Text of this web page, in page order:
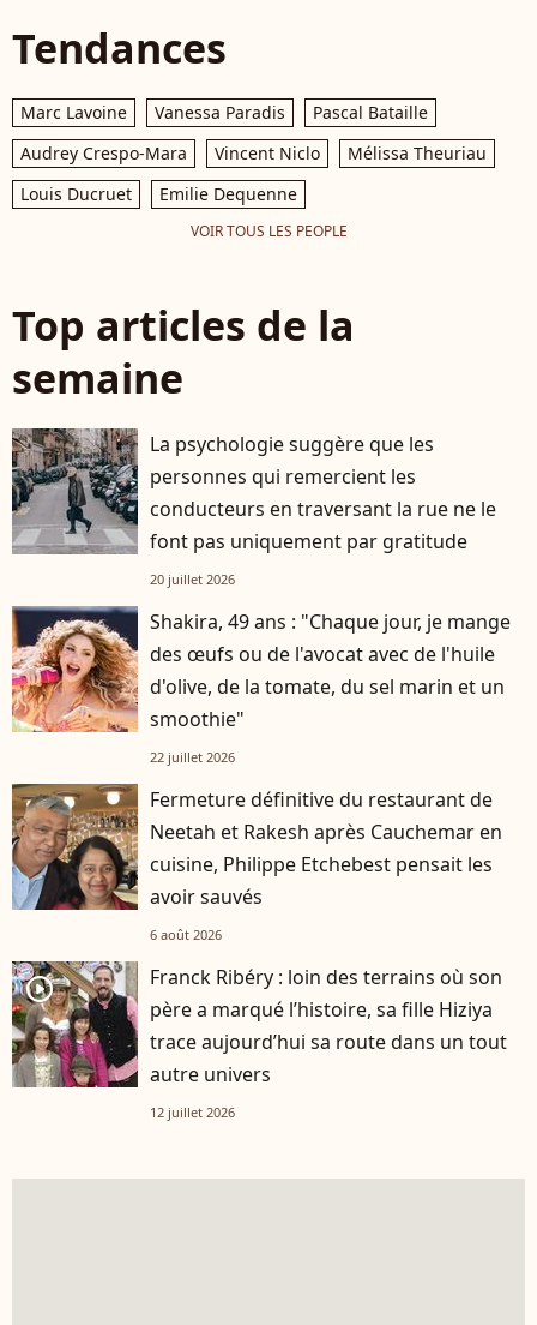
Tendances
Marc Lavoine Vanessa Paradis
Pascal Bataille
Audrey Crespo-Mara
Vincent Niclo
Mélissa Theuriau
Louis Ducruet
Emilie Dequenne
VOIR TOUS LES PEOPLE
Top articles de la
semaine
La psychologie suggère que les
personnes qui remercient les
conducteurs en traversant la rue ne le
font pas uniquement par gratitude
20 juillet 2026
Shakira, 49 ans : "Chaque jour, je mange
des œufs ou de l'avocat avec de l'huile
d'olive, de la tomate, du sel marin et un
smoothie"
22 juillet 2026
Fermeture définitive du restaurant de
Neetah et Rakesh après Cauchemar en
cuisine, Philippe Etchebest pensait les
avoir sauvés
6 août 2026
player2
Franck Ribéry : loin des terrains où son
père a marqué l’histoire, sa fille Hiziya
trace aujourd’hui sa route dans un tout
autre univers
12 juillet 2026